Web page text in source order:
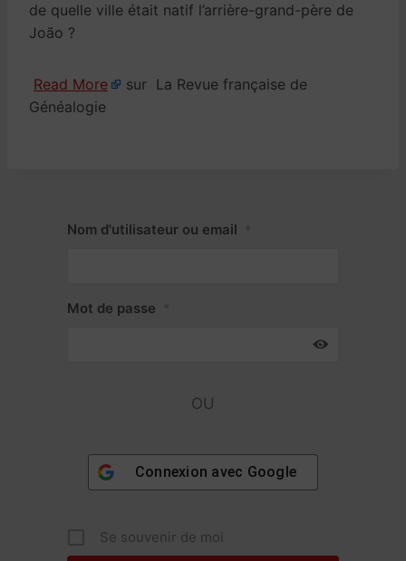
de quelle ville était natif l’arrière-grand-père de
João ?
Read More
sur La Revue française de
Généalogie
Nom d'utilisateur ou email
Mot de passe
OU
Connexion avec Google
Se souvenir de moi